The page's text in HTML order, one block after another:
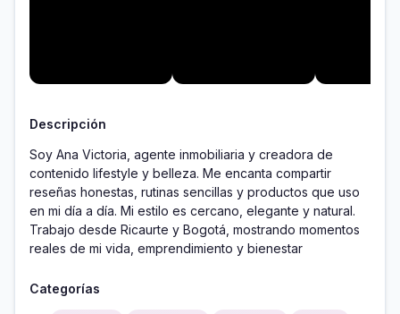
Descripción
Soy Ana Victoria, agente inmobiliaria y creadora de
contenido lifestyle y belleza. Me encanta compartir
reseñas honestas, rutinas sencillas y productos que uso
en mi día a día. Mi estilo es cercano, elegante y natural.
Trabajo desde Ricaurte y Bogotá, mostrando momentos
reales de mi vida, emprendimiento y bienestar
Categorías